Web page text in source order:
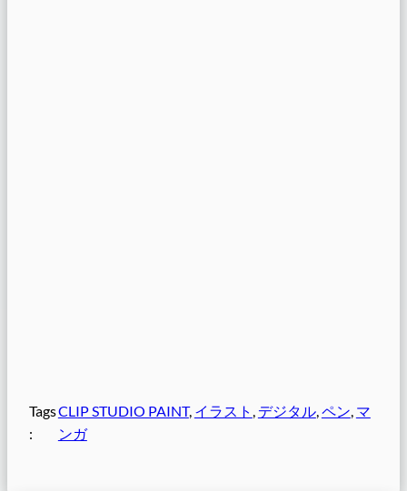
Tags
:
CLIP STUDIO PAINT, イラスト , デジタル, ペン, マ
ンガ